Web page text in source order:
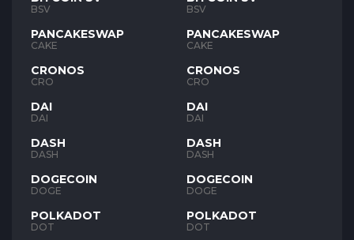
BSV
PANCAKESWAP
CAKE
CRONOS
CRO
DAI
DAI
DASH
DASH
DOGECOIN
DOGE
POLKADOT
DOT
BSV
PANCAKESWAP
CAKE
CRONOS
CRO
DAI
DAI
DASH
DASH
DOGECOIN
DOGE
POLKADOT
DOT